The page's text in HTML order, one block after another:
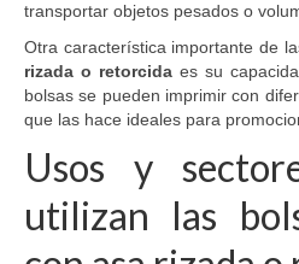
transportar objetos pesados o
Otra característica importante de
rizada o retorcida es su
bolsas se pueden imprimir con
que las hace ideales para
Usos y
utilizan las